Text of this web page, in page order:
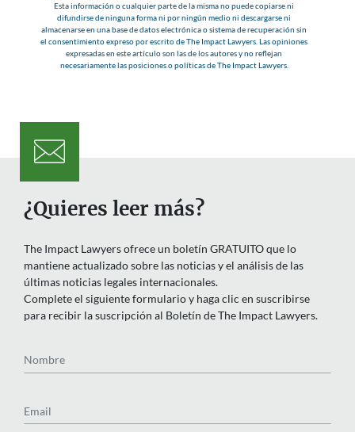
Esta información o cualquier parte de la misma no puede copiarse ni
difundirse de ninguna forma ni por ningún medio ni descargarse ni
almacenarse en una base de datos electrónica o sistema de recuperación sin
el consentimiento expreso por escrito de The Impact Lawyers. Las opiniones
expresadas en este artículo son las de los autores y no reflejan
necesariamente las posiciones o políticas de The Impact Lawyers.
¿Quieres leer más?
The Impact Lawyers ofrece un boletín GRATUITO que lo
mantiene actualizado sobre las noticias y el análisis de las
últimas noticias legales internacionales.
Complete el siguiente formulario y haga clic en suscribirse
para recibir la suscripción al Boletín de The Impact Lawyers.